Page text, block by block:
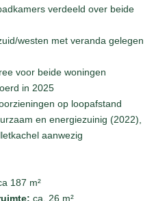
verdeeld over beide
westen met veranda gelegen
voor beide woningen
in 2025
op loopafstand
en energiezuinig (2022),
aanwezig
187 m²
ca. 26 m²